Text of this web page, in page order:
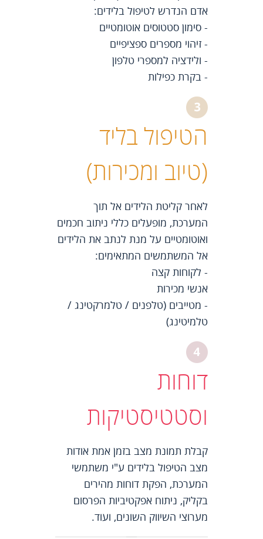
אדם הנדרש לטיפול בלידים:
- סימון סטטוסים אוטומטיים
- זיהוי מספרים ספציפיים
- ולידציה למספרי טלפון
- בקרת כפילות
הטיפול בליד
(טיוב ומכירות)
לאחר קליטת הלידים אל תוך
המערכת, מופעלים כללי ניתוב חכמים
ואוטומטיים על מנת לנתב את הלידים
אל המשתמשים המתאימים:
- לקוחות קצה
אנשי מכירות
- מטייבים (טלפנים / טלמרקטינג /
טלמיטינג)
דוחות
וסטטיסטיקות
קבלת תמונת מצב בזמן אמת אודות
מצב הטיפול בלידים ע"י משתמשי
המערכת, הפקת דוחות מהירים
בקליק, ניתוח אפקטיביות הפרסום
מערוצי השיווק השונים, ועוד.